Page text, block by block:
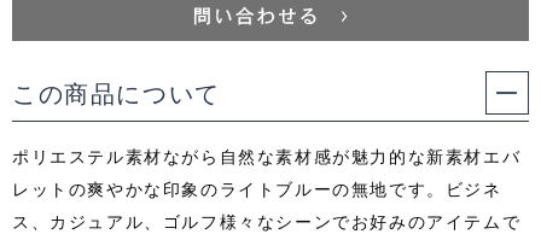
この商品について
ポリエステル素材ながら自然な素材感が魅力的な新素材エバ
レットの爽やかな印象のライトブルーの無地です。ビジネ
ス、カジュアル、ゴルフ様々なシーンでお好みのアイテムで